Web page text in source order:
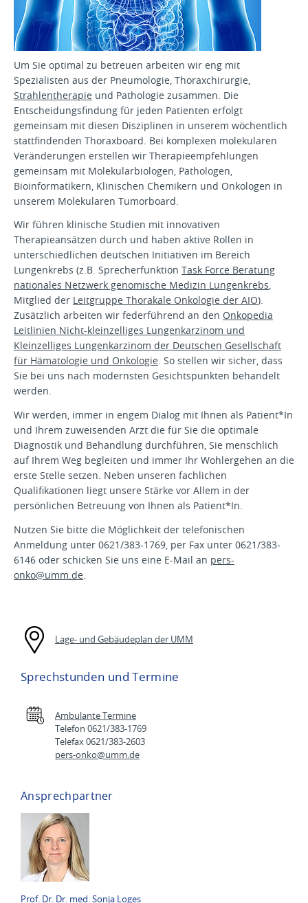
Um Sie optimal zu betreuen arbeiten wir eng mit
Spezialisten aus der Pneumologie, Thoraxchirurgie,
Strahlentherapie und Pathologie zusammen. Die
Entscheidungsfindung für jeden Patienten erfolgt
gemeinsam mit diesen Disziplinen in unserem wöchentlich
stattfindenden Thoraxboard. Bei komplexen molekularen
Veränderungen erstellen wir Therapieempfehlungen
gemeinsam mit Molekularbiologen, Pathologen,
Bioinformatikern, Klinischen Chemikern und Onkologen in
unserem Molekularen Tumorboard.
Wir führen klinische Studien mit innovativen
Therapieansätzen durch und haben aktive Rollen in
unterschiedlichen deutschen Initiativen im Bereich
Lungenkrebs (z.B. Sprecherfunktion Task Force Beratung
nationales Netzwerk genomische Medizin Lungenkrebs,
Mitglied der Leitgruppe Thorakale Onkologie der AIO).
Zusätzlich arbeiten wir federführend an den Onkopedia
Leitlinien Nicht-kleinzelliges Lungenkarzinom und
Kleinzelliges Lungenkarzinom der Deutschen Gesellschaft
für Hämatologie und Onkologie. So stellen wir sicher, dass
Sie bei uns nach modernsten Gesichtspunkten behandelt
werden.
Wir werden, immer in engem Dialog mit Ihnen als Patient*In
und Ihrem zuweisenden Arzt die für Sie die optimale
Diagnostik und Behandlung durchführen, Sie menschlich
auf Ihrem Weg begleiten und immer Ihr Wohlergehen an die
erste Stelle setzen. Neben unseren fachlichen
Qualifikationen liegt unsere Stärke vor Allem in der
persönlichen Betreuung von Ihnen als Patient*In.
Nutzen Sie bitte die Möglichkeit der telefonischen
Anmeldung unter 0621/383-1769, per Fax unter 0621/383-
6146 oder schicken Sie uns eine E-Mail an pers-
onko@umm.de.
Lage- und Gebäudeplan der UMM
Sprechstunden und Termine
Ambulante Termine
Telefon 0621/383-1769
Telefax 0621/383-2603
pers-onko@umm.de
Ansprechpartner
Prof. Dr. Dr. med. Sonja Loges